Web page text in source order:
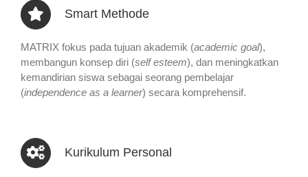
Smart Methode
MATRIX fokus pada tujuan akademik (academic goal),
membangun konsep diri (self esteem), dan meningkatkan
kemandirian siswa sebagai seorang pembelajar
(independence as a learner) secara komprehensif.
Kurikulum Personal